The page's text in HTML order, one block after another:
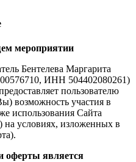
мероприятии
Бентелева Маргарита
ИНН 504402080261)
пользователю
возможность участия в
использования Сайта
на условиях, изложенных в
оферты является